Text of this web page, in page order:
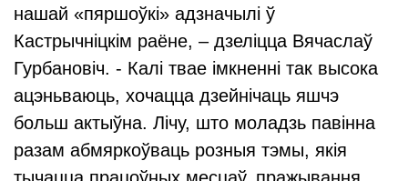
нашай «пяршоўкі» адзначылі ў
Кастрычніцкім раёне, – дзеліцца Вячаслаў
Гурбановіч. - Калі твае імкненні так высока
ацэньваюць, хочацца дзейнічаць яшчэ
больш актыўна. Лічу, што моладзь павінна
разам абмяркоўваць розныя тэмы, якія